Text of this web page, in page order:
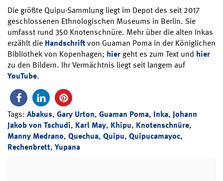
Die größte Quipu-Sammlung liegt im Depot des seit 2017
geschlossenen Ethnologischen Museums in Berlin. Sie
umfasst rund 350 Knotenschnüre. Mehr über die alten Inkas
erzählt die Handschriftvon Guaman Poma in der Königlichen
Bibliothek von Kopenhagen; hier geht es zum Text und hier
zu den Bildern. Ihr Vermächtnis liegt seit langem auf
YouTube.
Tags: Abakus, Gary Urton, Guaman Poma, Inka, Johann
Jakob von Tschudi, Karl May, Khipu, Knotenschnüre,
Manny Medrano, Quechua, Quipu, Quipucamayoc,
Rechenbrett, Yupana